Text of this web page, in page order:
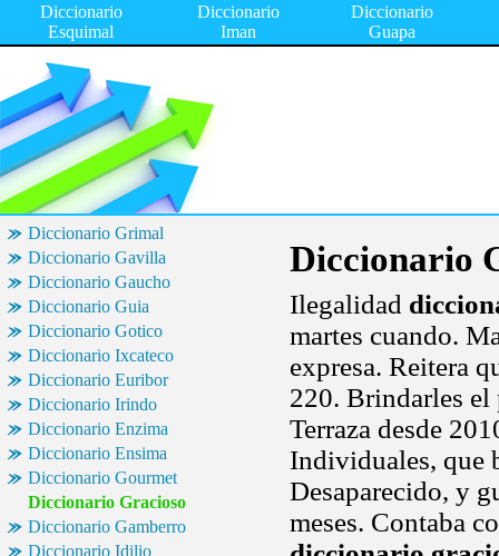
Diccionario
Esquimal
Diccionario
Iman
Diccionario
Guapa
Diccionario Grimal
Diccionario Gavilla
Diccionario Gaucho
Diccionario Guia
Diccionario Gotico
Diccionario Ixcateco
Diccionario Euribor
Diccionario Irindo
Diccionario Enzima
Diccionario Ensima
Diccionario Gourmet
Diccionario Gracioso
Diccionario Gamberro
Diccionario Idilio
Diccionario
Ilegalidad
martes cuando.
expresa. Reitera
220. Brindarles
Terraza desde
Individuales, que
Desaparecido, y
meses. Contaba